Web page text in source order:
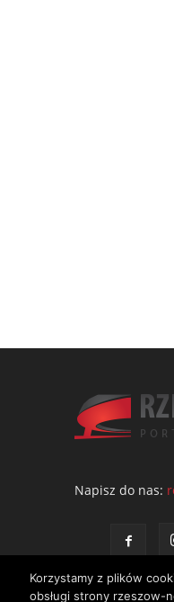
Napisz do nas:
Korzystamy z plików
obsługi strony rzeszow-